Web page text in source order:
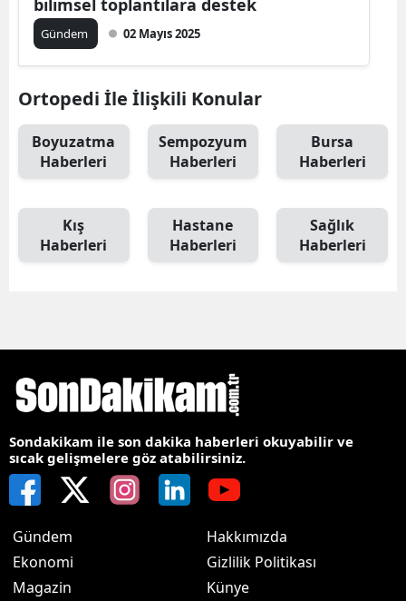
bilimsel toplantılara destek
Gündem 02 Mayıs 2025
Ortopedi İle İlişkili Konular
Boyuzatma
Haberleri
Sempozyum
Haberleri
Bursa
Haberleri
Kış
Haberleri
Hastane
Haberleri
Sağlık
Haberleri
Sondakikam ile son dakika haberleri okuyabilir ve
sıcak gelişmelere göz atabilirsiniz.
Gündem
Ekonomi
Magazin
Hakkımızda
Gizlilik Politikası
Künye